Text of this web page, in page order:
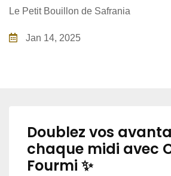
Le Petit Bouillon de Safrania
Jan 14, 2025
Doublez vos
chaque midi avec
Fourmi ✨